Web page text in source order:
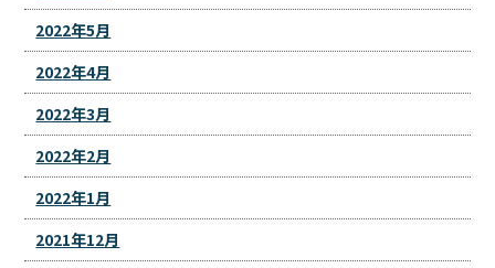
2022年5月
2022年4月
2022年3月
2022年2月
2022年1月
2021年12月